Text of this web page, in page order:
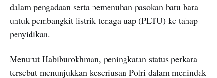
dalam pengadaan serta pemenuhan pasokan batu bara
untuk pembangkit listrik tenaga uap (PLTU) ke tahap
penyidikan.
Menurut Habiburokhman, peningkatan status perkara
tersebut menunjukkan keseriusan Polri dalam menindak